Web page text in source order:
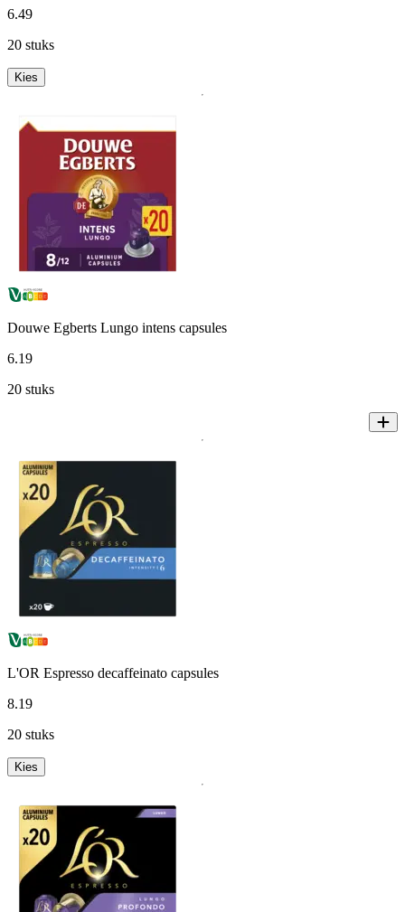
6.49
20 stuks
Kies
Douwe Egberts Lungo intens capsules
6.19
20 stuks
L'OR Espresso decaffeinato capsules
8.19
20 stuks
Kies